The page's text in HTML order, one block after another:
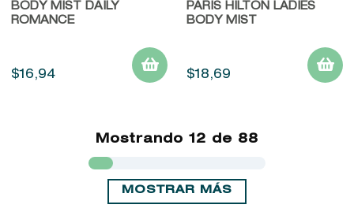
BODY MIST DAILY
ROMANCE
$16,94
PARIS HILTON LADIES
BODY MIST
$18,69
Mostrando 12 de 88
MOSTRAR MÁS